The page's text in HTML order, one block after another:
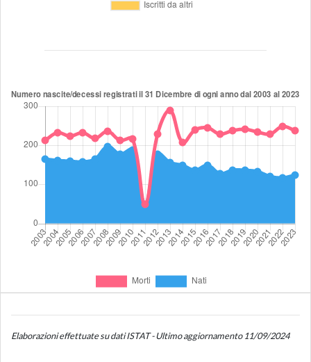
Elaborazioni effettuate su dati ISTAT - Ultimo aggiornamento 11/09/2024